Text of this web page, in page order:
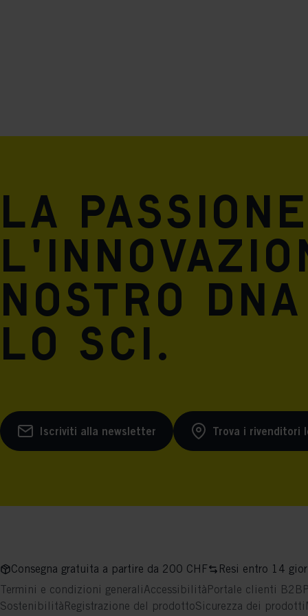
La
nostro
lo sci.
Iscriviti alla newsletter Trova i rivenditori
Consegna gratuita a partire da 200 CHF Resi entro 14
Termini e condizioni generaliAccessibilitàPortale clienti B2B
SostenibilitàRegistrazione del prodottoSicurezza dei prodotti